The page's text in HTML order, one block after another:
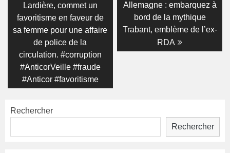
l’article
Lardière, commet un
favoritisme en faveur de
sa femme pour une affaire
de police de la
circulation. #corruption
#AnticorVeille #fraude
#Anticor #favoritisme
Allemagne : embarquez à
bord de la mythique
Trabant, emblème de l’ex-
RDA
Rechercher
Rechercher